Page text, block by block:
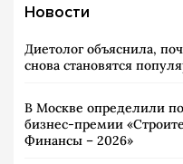
Новости
Диетолог объяснила,
снова становятся
В Москве определили
бизнес-премии
Финансы – 2026»